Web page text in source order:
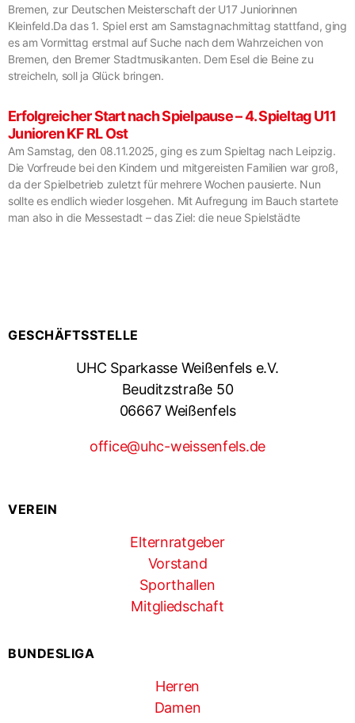
Bremen, zur Deutschen Meisterschaft der U17 Juniorinnen
Kleinfeld.Da das 1. Spiel erst am Samstagnachmittag stattfand, ging
es am Vormittag erstmal auf Suche nach dem Wahrzeichen von
Bremen, den Bremer Stadtmusikanten. Dem Esel die Beine zu
streicheln, soll ja Glück bringen.
Erfolgreicher Start nach Spielpause – 4. Spieltag U11
Junioren KF RL Ost
Am Samstag, den 08.11.2025, ging es zum Spieltag nach Leipzig.
Die Vorfreude bei den Kindern und mitgereisten Familien war groß,
da der Spielbetrieb zuletzt für mehrere Wochen pausierte. Nun
sollte es endlich wieder losgehen. Mit Aufregung im Bauch startete
man also in die Messestadt – das Ziel: die neue Spielstädte
GESCHÄFTSSTELLE
UHC Sparkasse Weißenfels e.V.
Beuditzstraße 50
06667 Weißenfels
office@uhc-weissenfels.de
VEREIN
Elternratgeber
Vorstand
Sporthallen
Mitgliedschaft
BUNDESLIGA
Herren
Damen